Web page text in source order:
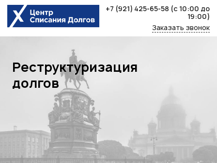
Skip
content
+7 (921) 425-65-58 (с 10:00 до
19:00)
Заказать звонок
Реструктуризация
долгов